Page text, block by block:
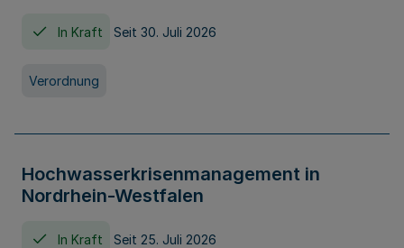
In Kraft Seit 30. Juli 2026
Verordnung
Hochwasserkrisenmanagement in
Nordrhein-Westfalen
In Kraft Seit 25. Juli 2026